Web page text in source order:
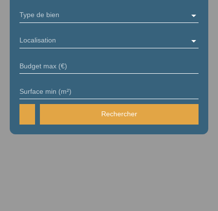
Type de bien
Localisation
Budget max (€)
Surface min (m²)
Rechercher